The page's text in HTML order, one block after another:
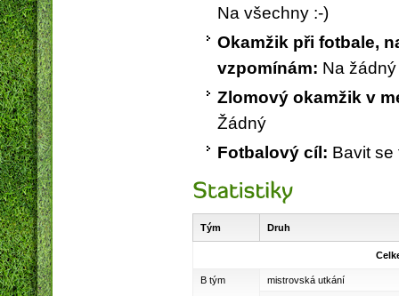
Na všechny :-)
Okamžik při fotbale,
vzpomínám: Na žádný
Zlomový okamžik v
Žádný
Fotbalový cíl: Bavit se
Tým Druh
B tým mistrovská utkání